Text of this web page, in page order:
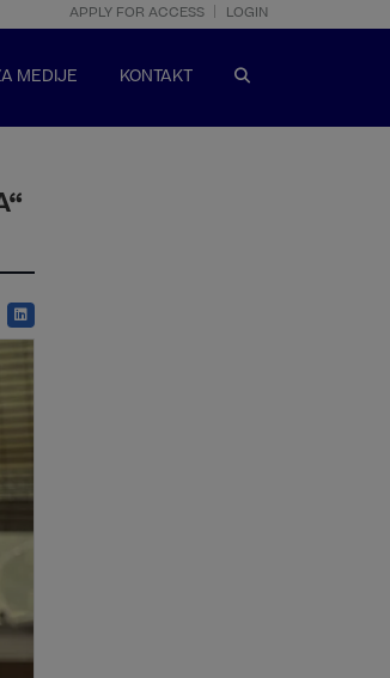
APPLY FOR ACCESS LOGIN
MEDIJE KONTAKT